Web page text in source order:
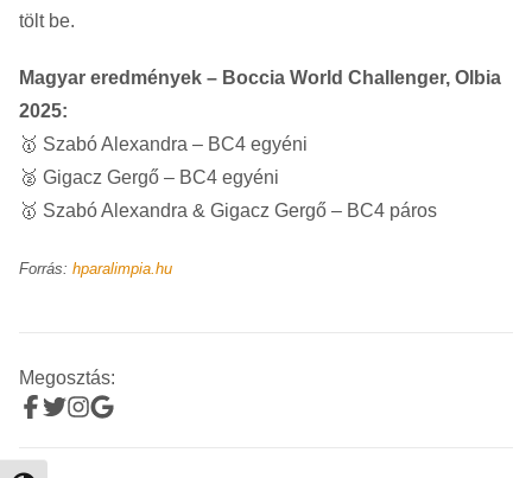
tölt be.
Magyar eredmények – Boccia World Challenger, Olbia
2025:
🥇 Szabó Alexandra – BC4 egyéni
🥈 Gigacz Gergő – BC4 egyéni
🥇 Szabó Alexandra & Gigacz Gergő – BC4 páros
Forrás: hparalimpia.hu
Megosztás: